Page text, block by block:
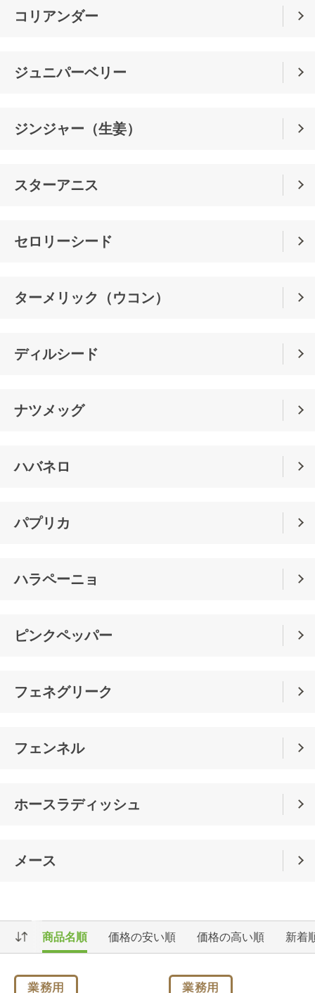
コリアンダー
ジュニパーベリー
ジンジャー（生姜）
スターアニス
セロリーシード
ターメリック（ウコン）
ディルシード
ナツメッグ
ハバネロ
パプリカ
ハラペーニョ
ピンクペッパー
フェネグリーク
フェンネル
ホースラディッシュ
メース
商品名順 価格の安い順 価格の高い順 新着